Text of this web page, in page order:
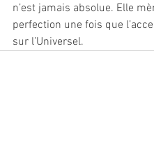
n’est jamais absolue. Elle
perfection une fois que
sur l’Universel.